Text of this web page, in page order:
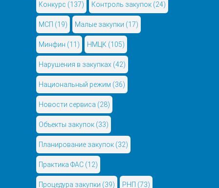
Конкурс (137) Контроль закупок (24)
МСП (19) Малые закупки (17)
Минфин (11) НМЦК (105)
Нарушения в закупках (42)
Национальный режим (36)
Новости сервиса (28)
Объекты закупок (33)
Планирование закупок (32)
Практика ФАС (12)
Процедура закупки (39) РНП (73)